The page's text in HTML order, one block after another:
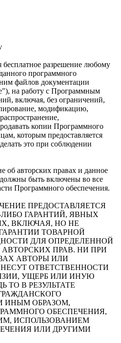
бесплатное разрешение любому
программного
файлов документации
на работу с Программным
включая, без ограничений,
модификацию,
копии Программного
которым предоставляется
это при соблюдении
об авторских правах и данное
быть включены во все
Программного обеспечения.
ПРЕДОСТАВЛЯЕТСЯ
ГАРАНТИЙ, ЯВНЫХ
ВКЛЮЧАЯ, НО НЕ
ТОВАРНОЙ
ДЛЯ ОПРЕДЕЛЕННОЙ
ПРАВ. НИ ПРИ
АВТОРЫ ИЛИ
ОТВЕТСТВЕННОСТИ
УЩЕРБ ИЛИ ИНУЮ
ТО В РЕЗУЛЬТАТЕ
ИНЫМ ОБРАЗОМ,
ОБЕСПЕЧЕНИЯ,
ИСПОЛЬЗОВАНИЕМ
ИЛИ ДРУГИМИ